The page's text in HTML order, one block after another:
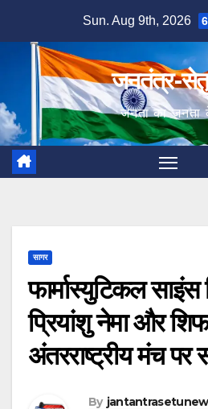
content
Sun. Aug 9th, 2026
जनतंत्र-
जनता का जनता
सागर
फार्मास्युटिकल साइंस
प्रियांशु नेमा और
अंतरराष्ट्रीय मंच पर
By